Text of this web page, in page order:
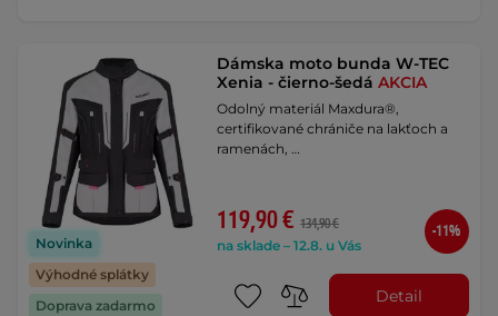
Novinka
Výhodné splátky
Doprava zadarmo
Dámska moto bunda W-TEC
Xenia - čierno-šedáAKCIA
Odolný materiál Maxdura®,
certifikované chrániče na lakťoch a
ramenách, …
119,90 € 134,90 €
na sklade – 12.8. u Vás
-11%
Detail